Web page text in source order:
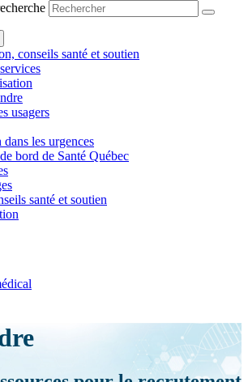
conseils santé et soutien
usagers
dans les urgences
bord de Santé Québec
santé et soutien